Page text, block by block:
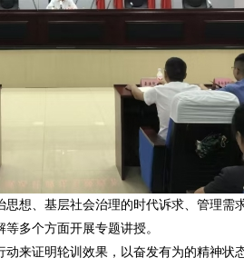
想、基层社会治理的时代诉求、管理需
多个方面开展专题讲授。
来证明轮训效果，以奋发有为的精神状